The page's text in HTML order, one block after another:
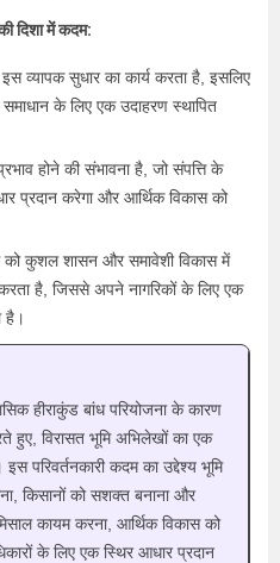
दिशा में कदम:
व्यापक सुधार का कार्य करता है, इसलिए
समाधान के लिए एक उदाहरण स्थापित
होने की संभावना है, जो संपत्ति के
प्रदान करेगा और आर्थिक विकास को
को कुशल शासन और समावेशी विकास में
है, जिससे अपने नागरिकों के लिए एक
है।
हीराकुंड बांध परियोजना के कारण
हुए, विरासत भूमि अभिलेखों का एक
परिवर्तनकारी कदम का उद्देश्य भूमि
किसानों को सशक्त बनाना और
कायम करना, आर्थिक विकास को
के लिए एक स्थिर आधार प्रदान